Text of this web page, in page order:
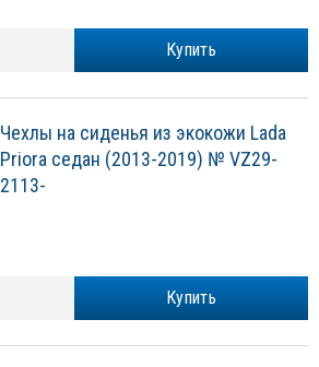
Купить
Чехлы на сиденья из экокожи Lada
Priora седан (2013-2019) № VZ29-
2113-
Купить